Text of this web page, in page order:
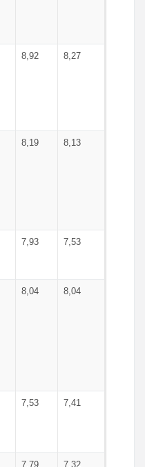
8,92 8,27
8,19 8,13
7,93 7,53
8,04 8,04
7,53 7,41
7,79 7,32